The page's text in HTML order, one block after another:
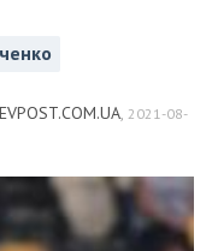
, 2021-08-